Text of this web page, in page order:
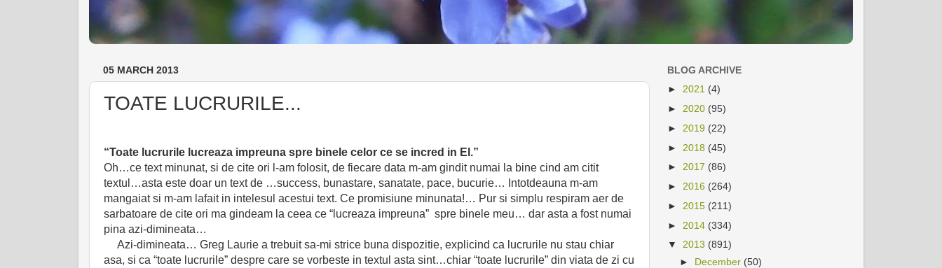
05 MARCH 2013
TOATE LUCRURILE...
“Toate lucrurile lucreaza impreuna spre binele celor ce se incred in El.”
Oh…ce text minunat, si de cite ori l-am folosit, de fiecare data m-am gindit numai la bine cind am citit
textul…asta este doar un text de …success, bunastare, sanatate, pace, bucurie… Intotdeauna m-am
mangaiat si m-am lafait in intelesul acestui text. Ce promisiune minunata!… Pur si simplu respiram aer de
sarbatoare de cite ori ma gindeam la ceea ce “lucreaza impreuna” spre binele meu… dar asta a fost numai
pina azi-dimineata…
Azi-dimineata… Greg Laurie a trebuit sa-mi strice buna dispozitie, explicind ca lucrurile nu stau chiar
asa, si ca “toate lucrurile” despre care se vorbeste in textul asta sint…chiar “toate lucrurile” din viata de zi cu
BLOG ARCHIVE
► 2021 (4)
► 2020 (95)
► 2019 (22)
► 2018 (45)
► 2017 (86)
► 2016 (264)
► 2015 (211)
► 2014 (334)
▼ 2013 (891)
► December (50)